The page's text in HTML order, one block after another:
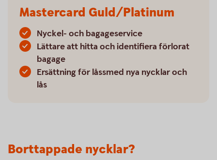
Mastercard Guld/Platinum
Nyckel- och bagageservice
Lättare att hitta och identifiera förlorat
bagage
Ersättning för låssmed nya nycklar och
lås
Borttappade nycklar?